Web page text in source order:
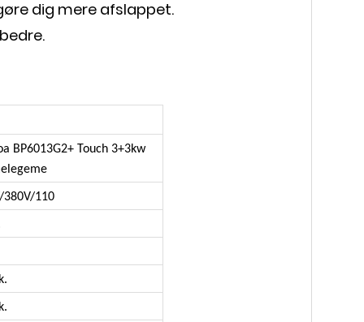
dig mere afslappet.
BP6013G2+ Touch 3+3kw
380V/110